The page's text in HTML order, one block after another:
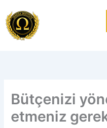
to
content
Bütçenizi
etmeniz